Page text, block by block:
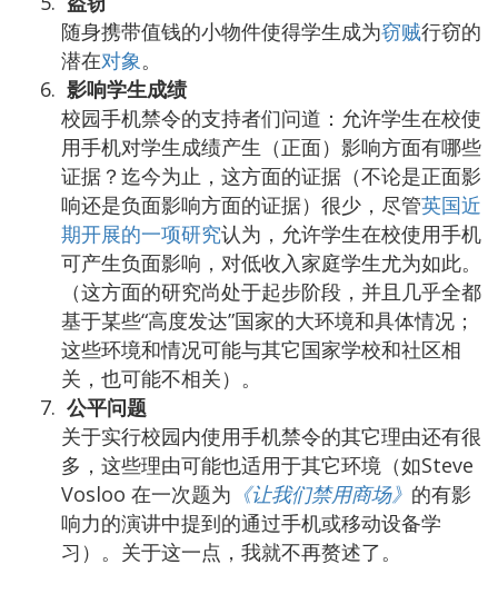
随身携带值钱的小物件使得学生成为窃贼行窃的
潜在对象 。
影响学生成绩
校园手机禁令的支持者们问道：允许学生在校使
用手机对学生成绩产生（正面）影响方面有哪些
证据？迄今为止，这方面的证据（不论是正面影
响还是负面影响方面的证据）很少，尽管英国近
期开展的一项研究认为，允许学生在校使用手机
可产生负面影响，对低收入家庭学生尤为如此。
（这方面的研究尚处于起步阶段，并且几乎全都
基于某些“高度发达”国家的大环境和具体情况；
这些环境和情况可能与其它国家学校和社区相
关，也可能不相关）。
公平问题
关于实行校园内使用手机禁令的其它理由还有很
多，这些理由可能也适用于其它环境（如Steve
Vosloo 在一次题为 《让我们禁用商场》 的有影
响力的演讲中提到的通过手机或移动设备学
习）。关于这一点，我就不再赘述了。